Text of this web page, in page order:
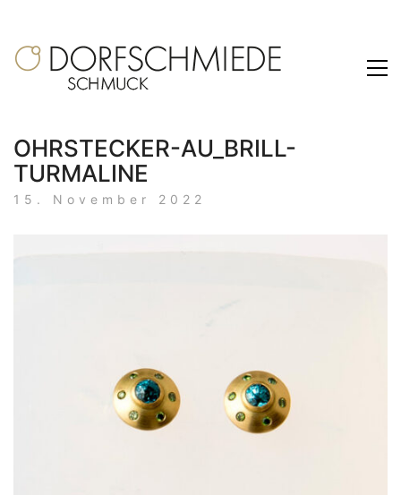
OHRSTECKER-AU_BRILL-
TURMALINE
15. November 2022